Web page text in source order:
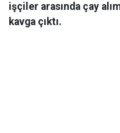
işçiler arasında çay
kavga çıktı.